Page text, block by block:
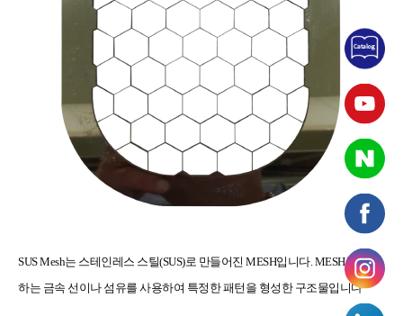
SUS Mesh는 스테인레스 스틸(SUS)로 만들어진 MESH입 니다.MESH는 교차
하는 금속 선이나 섬유를 사용하여 특정한 패턴을 형성한 구조물입니다